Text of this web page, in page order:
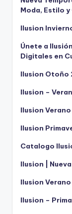
Moda, Estilo y
Ilusion
Únete a
Digitales en
Ilusion Otoño
Ilusion –
Ilusion
Ilusion
Catalogo
Ilusion |
Ilusion
Ilusion –